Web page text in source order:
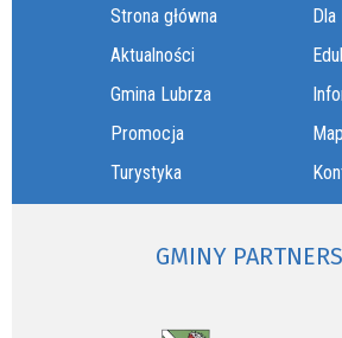
Strona główna
Aktualności
Gmina Lubrza
Promocja
Turystyka
GMINY